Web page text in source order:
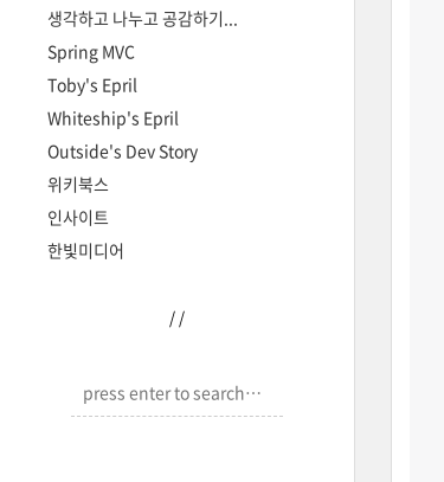
생각하고 나누고 공감하기...
Spring MVC
Toby's Epril
Whiteship's Epril
Outside's Dev Story
위키북스
인사이트
한빛미디어
/ /